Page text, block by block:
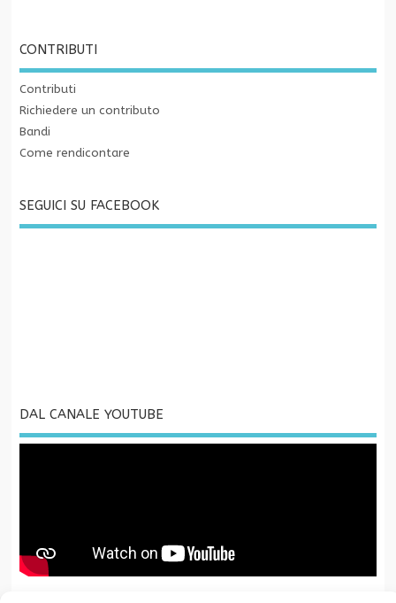
CONTRIBUTI
Contributi
Richiedere un contributo
Bandi
Come rendicontare
SEGUICI SU FACEBOOK
DAL CANALE YOUTUBE